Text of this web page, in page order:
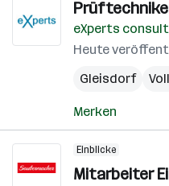
eXperts
Heute
Gleisdorf
Merken
Einblicke
Mitarbeiter